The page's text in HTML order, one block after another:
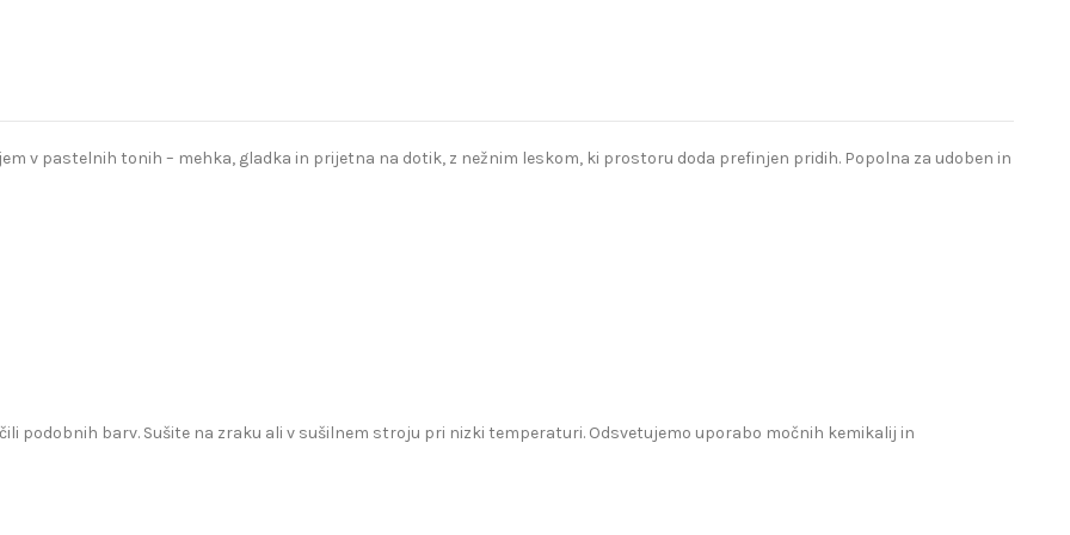
v pastelnih tonih – mehka, gladka in prijetna na dotik, z nežnim leskom, ki prostoru doda prefinjen pridih. Popolna za udoben in
podobnih barv. Sušite na zraku ali v sušilnem stroju pri nizki temperaturi. Odsvetujemo uporabo močnih kemikalij in